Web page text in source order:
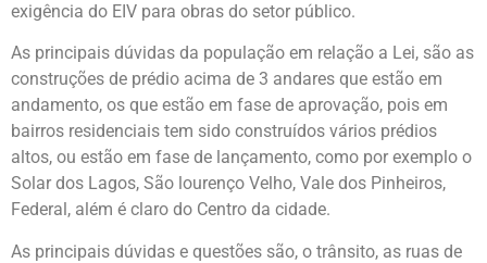
exigência do EIV para obras do setor público.
As principais dúvidas da população em relação a Lei, são as
construções de prédio acima de 3 andares que estão em
andamento, os que estão em fase de aprovação, pois em
bairros residenciais tem sido construídos vários prédios
altos, ou estão em fase de lançamento, como por exemplo o
Solar dos Lagos, São lourenço Velho, Vale dos Pinheiros,
Federal, além é claro do Centro da cidade.
As principais dúvidas e questões são, o trânsito, as ruas de